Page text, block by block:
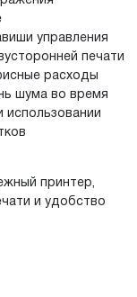
управления
печати
расходы
шума во время
принтер,
и удобство